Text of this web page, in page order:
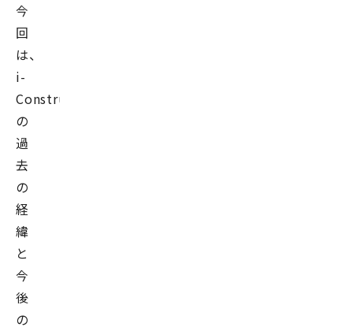
今
回
は、
i-
Construction
の
過
去
の
経
緯
と
今
後
の